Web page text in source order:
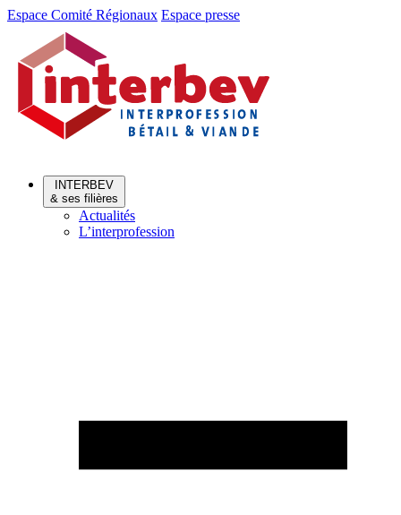
Aller
Aller
contenu
Espace Comité Régionaux Espace presse
INTERBEV
& ses filières
Actualités
L’interprofession